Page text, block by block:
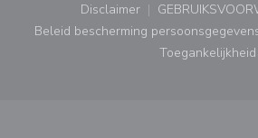
Disclaimer
((opent in een nieuw
Beleid bescherming
((opent in een
Toegankelijkheid
((opent